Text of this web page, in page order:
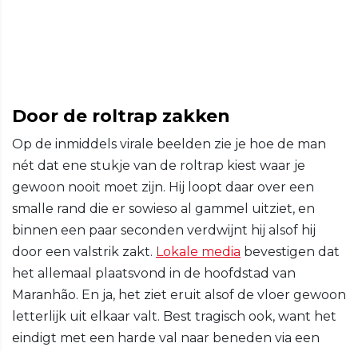
Door de roltrap zakken
Op de inmiddels virale beelden zie je hoe de man
nét dat ene stukje van de roltrap kiest waar je
gewoon nooit moet zijn. Hij loopt daar over een
smalle rand die er sowieso al gammel uitziet, en
binnen een paar seconden verdwijnt hij alsof hij
door een valstrik zakt. Lokale media bevestigen dat
het allemaal plaatsvond in de hoofdstad van
Maranhão. En ja, het ziet eruit alsof de vloer gewoon
letterlijk uit elkaar valt. Best tragisch ook, want het
eindigt met een harde val naar beneden via een